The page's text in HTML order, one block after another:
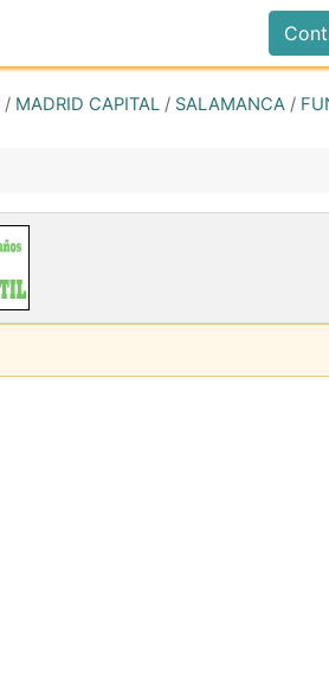
/ MADRID CAPITAL / SALAMANCA /